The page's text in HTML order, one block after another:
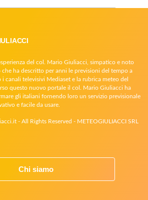
del col. Mario Giuliacci, simpatico e noto
ha descritto per anni le previsioni del tempo a
canali televisivi Mediaset e la rubrica meteo del
questo nuovo portale il col. Mario Giuliacci ha
gli italiani fornendo loro un servizio previsionale
e facile da usare.
- All Rights Reserved - METEOGIULIACCI SRL
Chi siamo